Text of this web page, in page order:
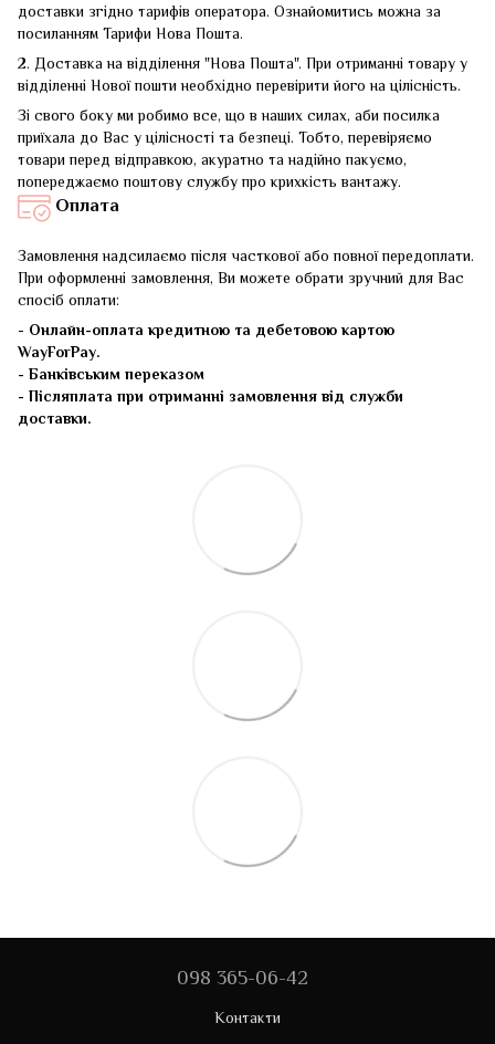
доставки згідно тарифів оператора. Ознайомитись можна за
посиланням Тарифи Нова Пошта.
2. Доставка на відділення "Нова Пошта". При отриманні товару у
відділенні Нової пошти необхідно перевірити його на цілісність.
Зі свого боку ми робимо все, що в наших силах, аби посилка
приїхала до Вас у цілісності та безпеці. Тобто, перевіряємо
товари перед відправкою, акуратно та надійно пакуємо,
попереджаємо поштову службу про крихкість вантажу.
Оплата
Замовлення надсилаємо після часткової або повної передоплати.
При оформленні замовлення, Ви можете обрати зручний для Вас
спосіб оплати:
- Онлайн-оплата кредитною та дебетовою картою
WayForPay.
- Банківським переказом
- Післяплата при отриманні замовлення від служби
доставки.
098 365-06-42
Контакти